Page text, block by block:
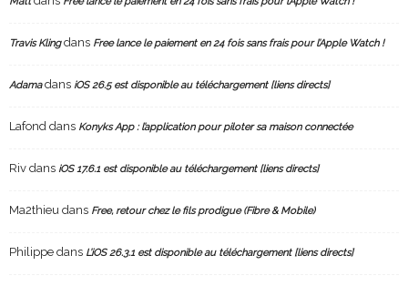
Travis Klingdans Free lance le paiement en 24 fois sans frais pour l’Apple Watch !
Adamadans iOS 26.5 est disponible au téléchargement [liens directs]
Lafond dans Konyks App : l’application pour piloter sa maison connectée
Riv dans iOS 17.6.1 est disponible au téléchargement [liens directs]
Ma2thieu dans Free, retour chez le fils prodigue (Fibre & Mobile)
Philippe dans L’iOS 26.3.1 est disponible au téléchargement [liens directs]